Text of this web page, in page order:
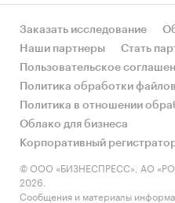
Заказать исследование
Наши партнеры
Стать
Пользовательское
Политика обработки
Политика в отношении
Облако для бизнеса
Корпоративный
© ООО «БИЗНЕСПРЕСС», АО
2026.
Сообщения и материалы